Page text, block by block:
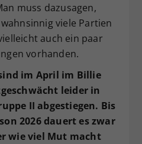
muss dazusagen,
viele Partien
auch ein paar
vorhanden.
im April im Billie
leider in
II abgestiegen. Bis
2026 dauert es zwar
wie viel Mut macht